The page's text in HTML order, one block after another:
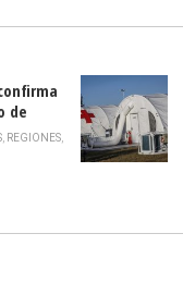
de
, REGIONES,